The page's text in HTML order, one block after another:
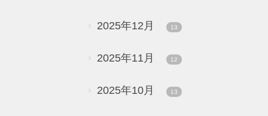
2025年12月 13
2025年11月 12
2025年10月 13